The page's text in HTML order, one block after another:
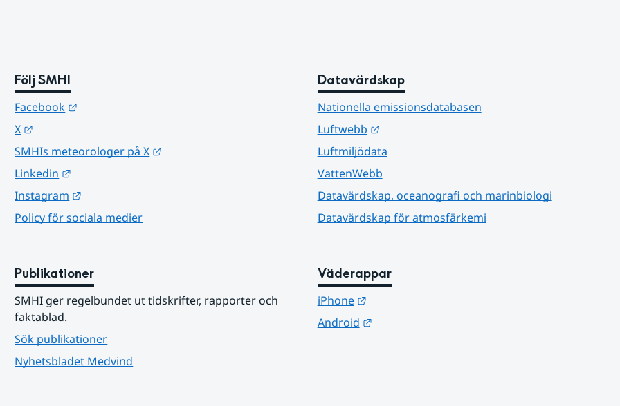
Följ SMHI
Facebook
X
SMHIs meteorologer på X
Linkedin
Instagram
Policy för sociala medier
Datavärdskap
Nationella emissionsdatabasen
Luftwebb
Länk till annan webbplats.
Luftmiljödata
VattenWebb
Datavärdskap, oceanografi och marinbiologi
Datavärdskap för atmosfärkemi
Publikationer
SMHI ger regelbundet ut tidskrifter, rapporter och
faktablad.
Sök publikationer
Nyhetsbladet Medvind
Väderappar
iPhone
Länk till annan webbplats.
Android
Länk till annan webbplats.